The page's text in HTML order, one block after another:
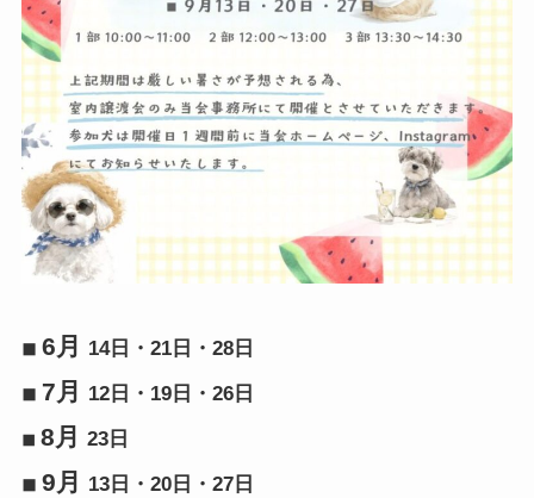
◾︎ 6月
14日・21日・28日
◾︎ 7月 12日・19日・26日
◾︎ 8月
23日
◾︎ 9月 13日・20日・27日